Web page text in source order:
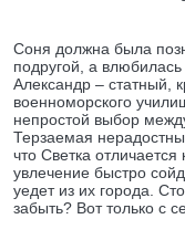
Соня должна была
подругой, а
Александр – статный,
военноморского
непростой выбор
Терзаемая
что Светка
увлечение быстро
уедет из их города.
забыть? Вот только с